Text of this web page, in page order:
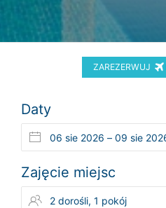
ZAREZERWUJ
Daty
Zajęcie miejsc